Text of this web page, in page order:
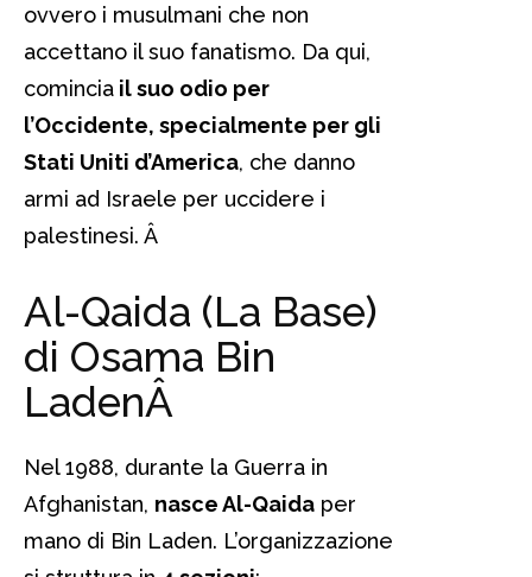
ovvero i musulmani che non
accettano il suo fanatismo. Da qui,
comincia il suo odio per
l’Occidente, specialmente per gli
Stati Uniti d’America, che danno
armi ad Israele per uccidere i
palestinesi. Â
Al-Qaida (La Base)
di Osama Bin
LadenÂ
Nel 1988, durante la Guerra in
Afghanistan, nasce Al-Qaida per
mano di Bin Laden. L’organizzazione